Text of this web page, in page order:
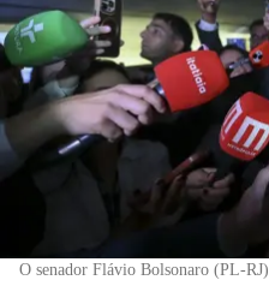
O senador Flávio Bolsonaro (PL-RJ)